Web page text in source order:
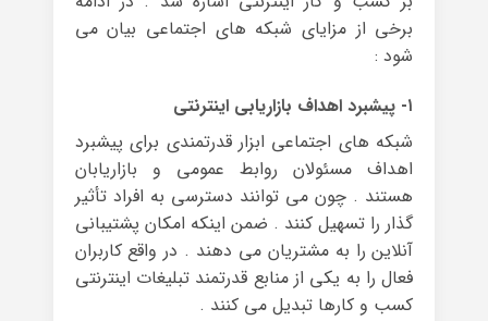
برخی از مزایای شبکه های اجتماعی بیان می
شود :
۱- پیشبرد اهداف بازاریابی اینترنتی
شبکه های اجتماعی ابزار قدرتمندی برای پیشبرد
اهداف مسئولان روابط عمومی و بازاریابان
هستند . چون می توانند دسترسی به افراد تأثیر
گذار را تسهیل کنند . ضمن اینکه امکان پشتیبانی
آنلاین را به مشتریان می دهند . در واقع کاربران
فعال را به یکی از منابع قدرتمند تبلیغات اینترنتی
کسب و کارها تبدیل می کنند .